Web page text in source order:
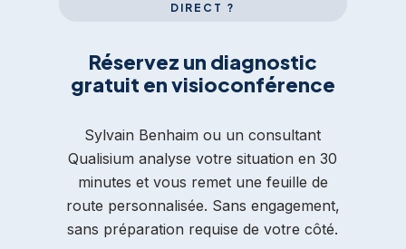
DIRECT ?
Réservez un diagnostic
gratuit en visioconférence
Sylvain Benhaim ou un consultant
Qualisium analyse votre situation en 30
minutes et vous remet une feuille de
route personnalisée. Sans engagement,
sans préparation requise de votre côté.